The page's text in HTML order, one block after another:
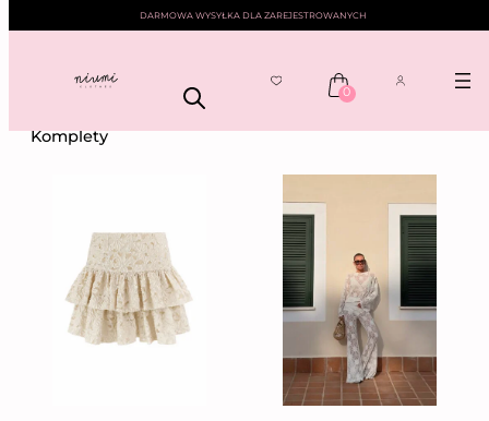
DARMOWA WYSYŁKA DLA ZAREJESTROWANYCH
0
—— STRONA 2
Komplety